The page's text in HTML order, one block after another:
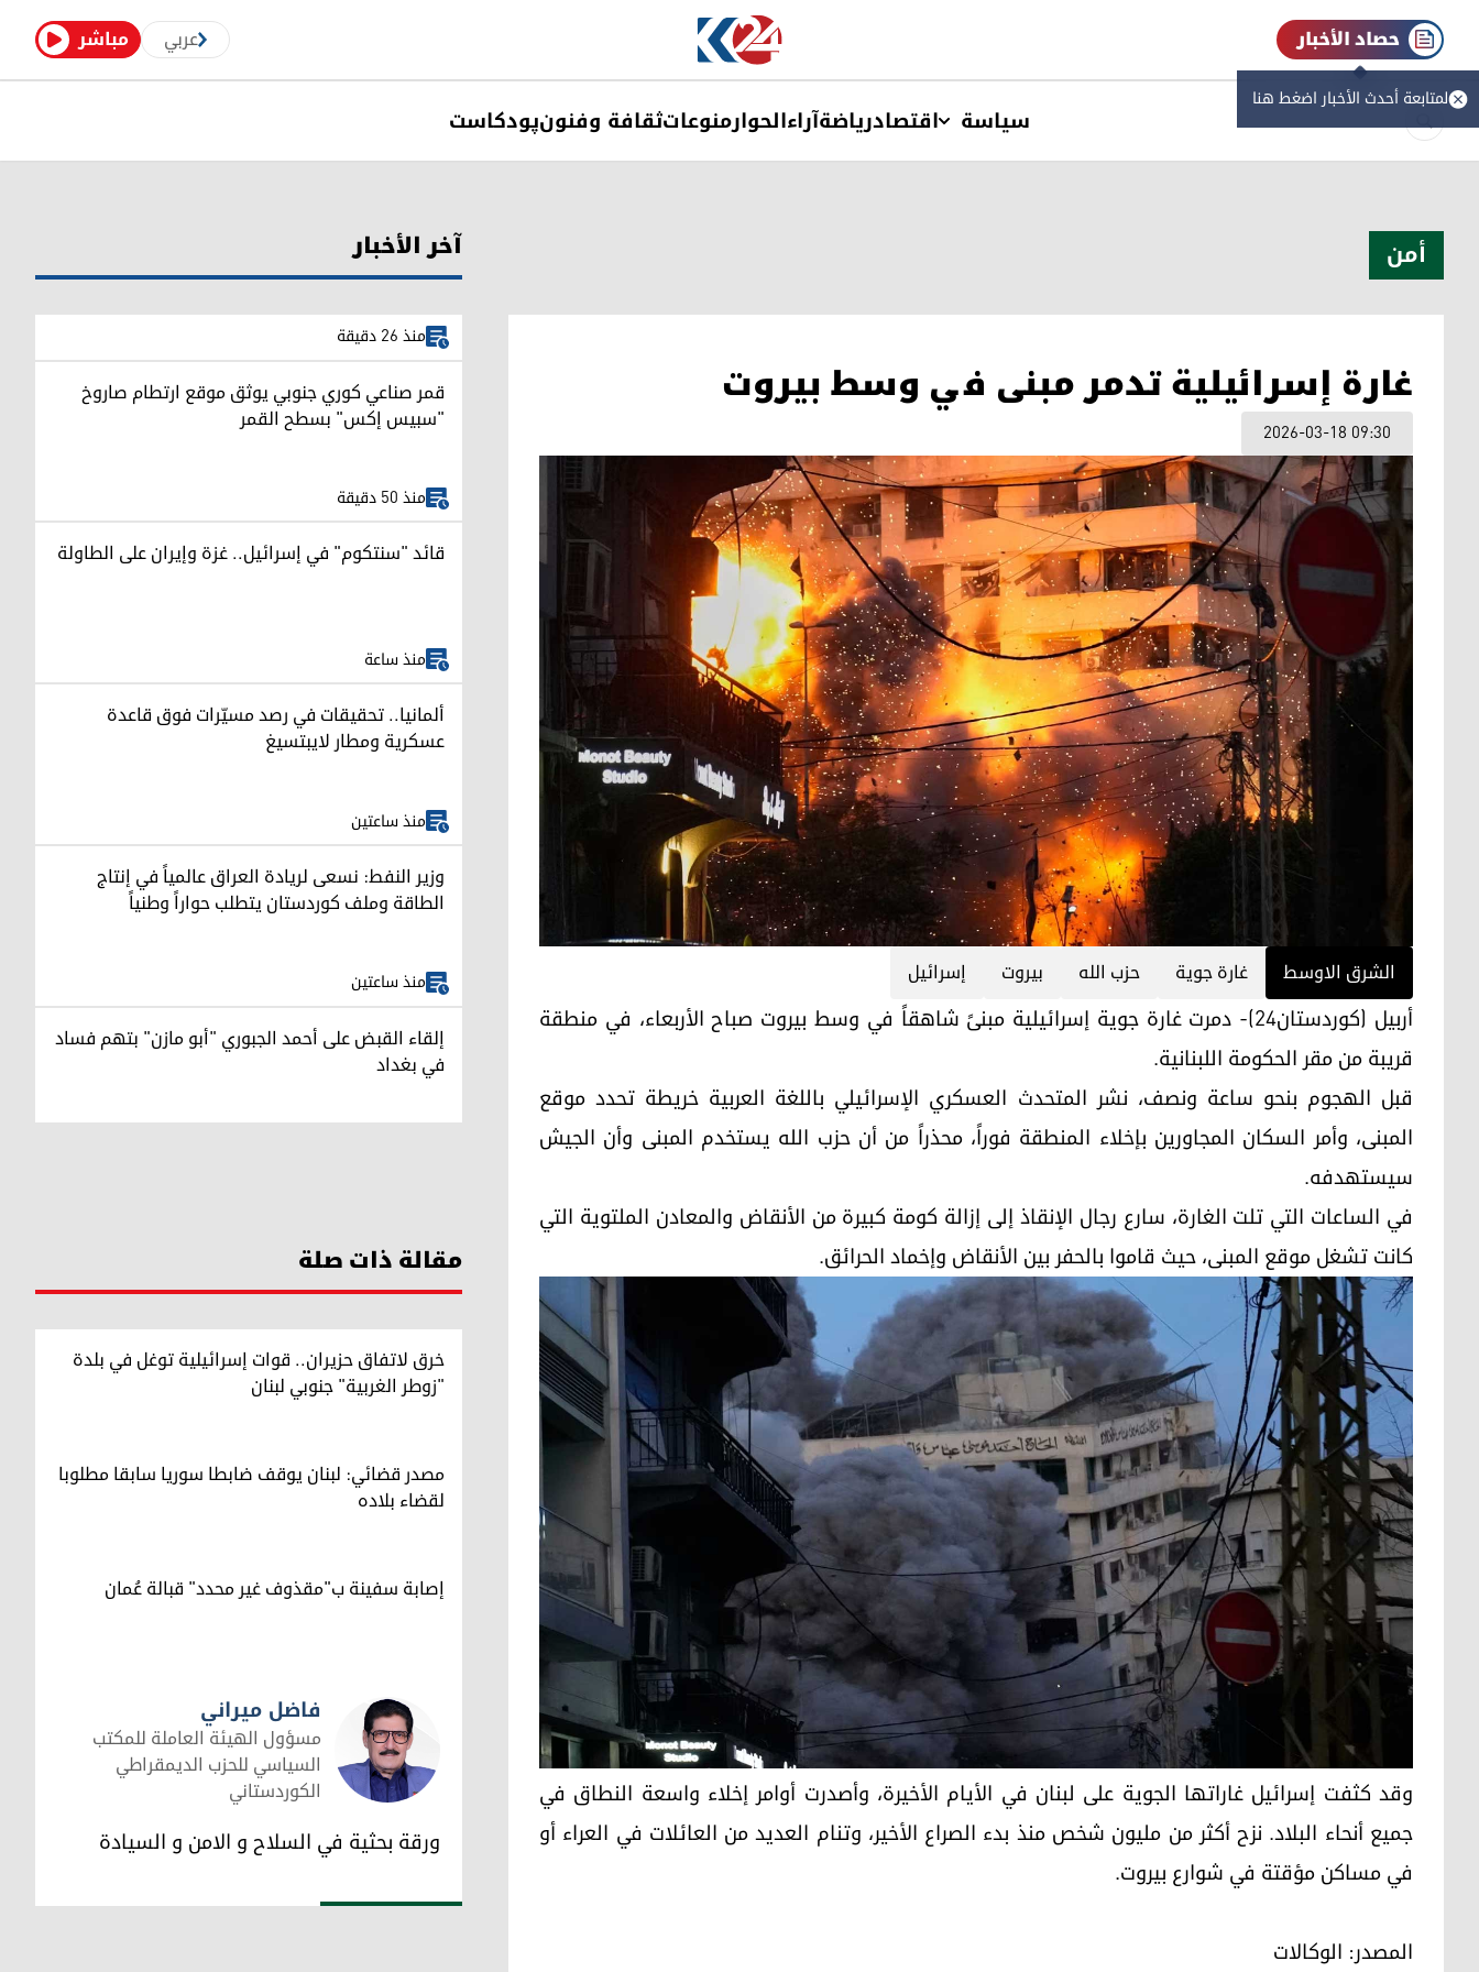
مباشر عربي حصاد الأخبار
لمتابعة أحدث الأخبار اضغط هنا
سیاسة اقتصادریاضةآراءالحوارمنوعاتثقافة وفنونپودکاست
أمن
غارة إسرائيلية تدمر مبنى في وسط بيروت
2026-03-18 09:30
الشرق الاوسط غارة جوية حزب الله بيروت إسرائيل
أربيل (كوردستان24)- دمرت غارة جوية إسرائيلية مبنىً شاهقاً في وسط بيروت صباح الأربعاء، في منطقة
قريبة من مقر الحكومة اللبنانية.
قبل الهجوم بنحو ساعة ونصف، نشر المتحدث العسكري الإسرائيلي باللغة العربية خريطة تحدد موقع
المبنى، وأمر السكان المجاورين بإخلاء المنطقة فوراً، محذراً من أن حزب الله يستخدم المبنى وأن الجيش
سيستهدفه.
في الساعات التي تلت الغارة، سارع رجال الإنقاذ إلى إزالة كومة كبيرة من الأنقاض والمعادن الملتوية التي
كانت تشغل موقع المبنى، حيث قاموا بالحفر بين الأنقاض وإخماد الحرائق.
وقد كثفت إسرائيل غاراتها الجوية على لبنان في الأيام الأخيرة، وأصدرت أوامر إخلاء واسعة النطاق في
جميع أنحاء البلاد. نزح أكثر من مليون شخص منذ بدء الصراع الأخير، وتنام العديد من العائلات في العراء أو
في مساكن مؤقتة في شوارع بيروت.
المصدر: الوکالات
آخر الأخبار
منذ 26 دقيقة
قمر صناعي كوري جنوبي يوثق موقع ارتطام صاروخ
"سبيس إكس" بسطح القمر
منذ 50 دقيقة
قائد "سنتكوم" في إسرائيل.. غزة وإيران على الطاولة
منذ ساعة
ألمانيا.. تحقيقات في رصد مسيّرات فوق قاعدة
عسكرية ومطار لايبتسيغ
منذ ساعتين
وزير النفط: نسعى لريادة العراق عالمياً في إنتاج
الطاقة وملف كوردستان يتطلب حواراً وطنياً
منذ ساعتين
إلقاء القبض على أحمد الجبوري "أبو مازن" بتهم فساد
في بغداد
مقالة ذات صلة
خرق لاتفاق حزيران.. قوات إسرائيلية توغل في بلدة
"زوطر الغربية" جنوبي لبنان
مصدر قضائي: لبنان يوقف ضابطا سوريا سابقا مطلوبا
لقضاء بلاده
إصابة سفينة ب"مقذوف غير محدد" قبالة عُمان
فاضل ميراني
فاضل ميراني
مسؤول الهيئة العاملة للمكتب
السياسي للحزب الديمقراطي
الكوردستاني
ورقة بحثية في السلاح و الامن و السيادة